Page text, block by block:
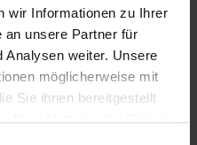
wir Informationen zu Ihrer
an unsere Partner für
Analysen weiter. Unsere
möglicherweise mit
Sie ihnen bereitgestellt
Ihrer Nutzung der Dienste